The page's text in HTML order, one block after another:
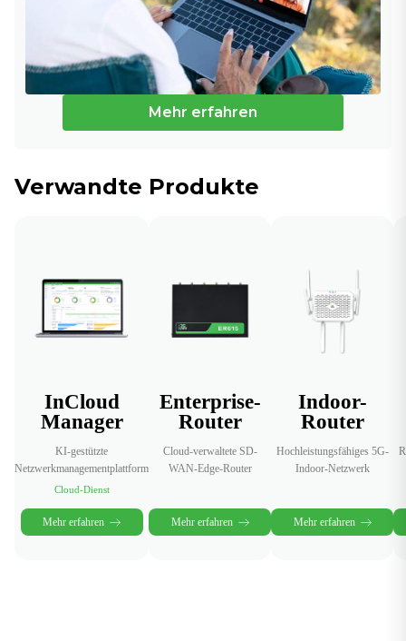
Mehr erfahren
Verwandte Produkte
InCloud
Manager
KI-gestützte
Netzwerkmanagementplattform
Cloud-Dienst
Mehr erfahren
Enterprise-
Router
Cloud-verwaltete SD-
WAN-Edge-Router
Mehr erfahren
Indoor-
Router
Hochleistungsfähiges 5G-
Indoor-Netzwerk
Mehr erfahren